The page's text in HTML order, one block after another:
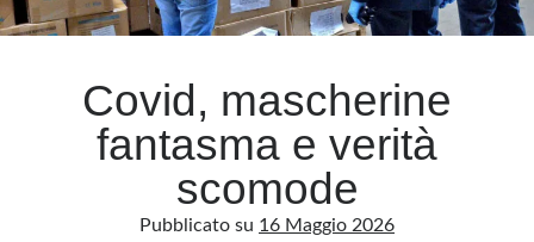
Archivio
Covid, mascherine
fantasma e verità
scomode
Pubblicato su 16 Maggio 2026